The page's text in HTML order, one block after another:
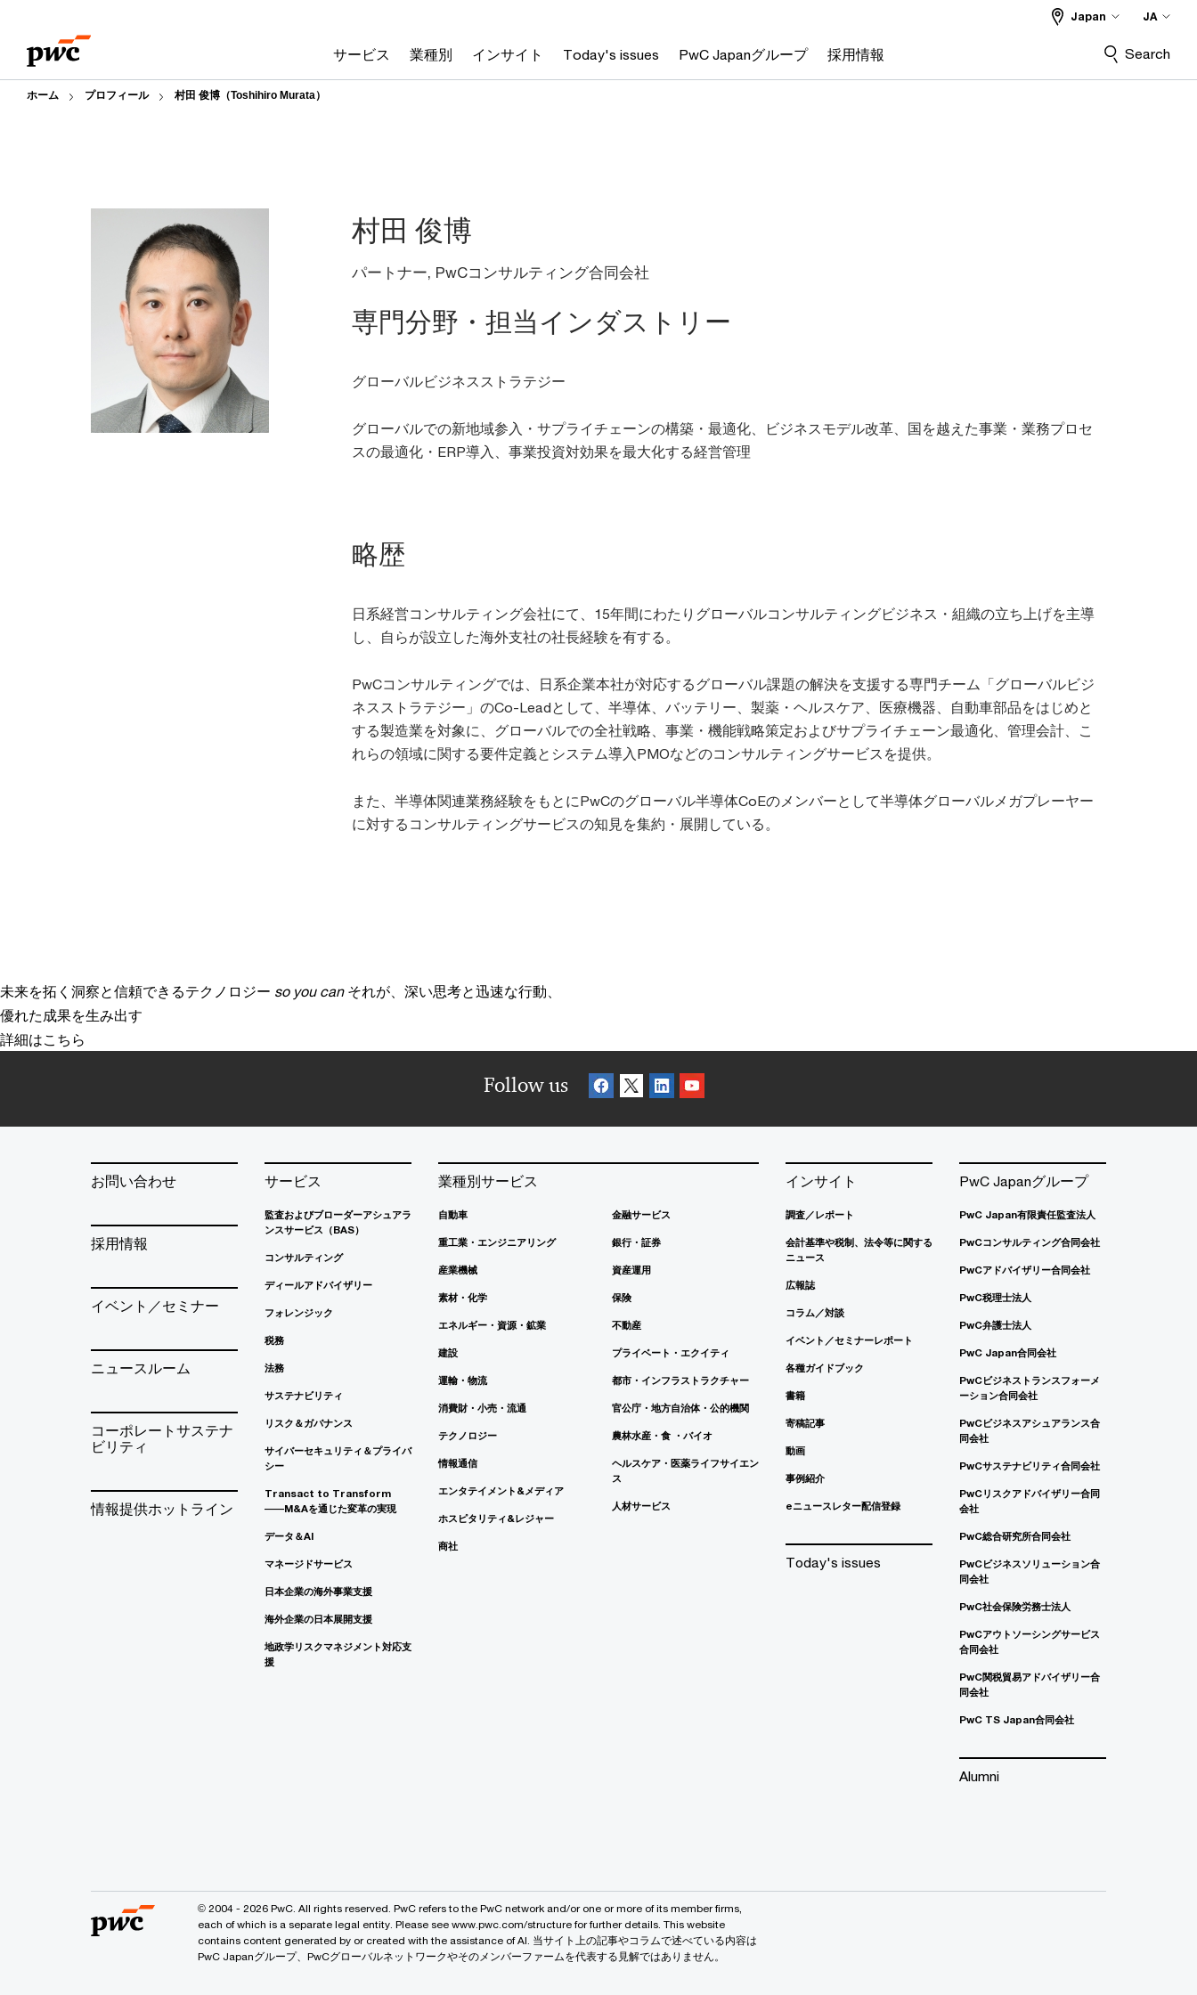
content
footer
サービス 業種別 インサイト Today's issues PwC Japanグループ 採用情報
Japan JA
Search
ホーム プロフィール 村田 俊博（Toshihiro Murata）
村田 俊博
パートナー, PwCコンサルティング合同会社
専門分野・担当インダストリー
グローバルビジネスストラテジー
グローバルでの新地域参入・サプライチェーンの構築・最適化、ビジネスモデル改革、国を越えた事業・業務プロセ
スの最適化・ERP導入、事業投資対効果を最大化する経営管理
略歴
日系経営コンサルティング会社にて、15年間にわたりグローバルコンサルティングビジネス・組織の立ち上げを主導
し、自らが設立した海外支社の社長経験を有する。
PwCコンサルティングでは、日系企業本社が対応するグローバル課題の解決を支援する専門チーム「グローバルビジ
ネスストラテジー」のCo-Leadとして、半導体、バッテリー、製薬・ヘルスケア、医療機器、自動車部品をはじめと
する製造業を対象に、グローバルでの全社戦略、事業・機能戦略策定およびサプライチェーン最適化、管理会計、こ
れらの領域に関する要件定義とシステム導入PMOなどのコンサルティングサービスを提供。
また、半導体関連業務経験をもとにPwCのグローバル半導体CoEのメンバーとして半導体グローバルメガプレーヤー
に対するコンサルティングサービスの知見を集約・展開している。
未来を拓く洞察と信頼できるテクノロジー so you can それが、深い思考と迅速な行動、
優れた成果を生み出す
詳細はこちら
Follow us
お問い合わせ
採用情報
イベント／セミナー
ニュースルーム
コーポレートサステナ
ビリティ
情報提供ホットライン
サービス
監査およびブローダーアシュアラ
ンスサービス（BAS）
コンサルティング
ディールアドバイザリー
フォレンジック
税務
法務
サステナビリティ
リスク＆ガバナンス
サイバーセキュリティ＆プライバ
シー
Transact to Transform
――M&Aを通じた変革の実現
データ＆AI
マネージドサービス
日本企業の海外事業支援
海外企業の日本展開支援
地政学リスクマネジメント対応支
援
業種別サービス
自動車
重工業・エンジニアリング
産業機械
素材・化学
エネルギー・資源・鉱業
建設
運輸・物流
消費財・小売・流通
テクノロジー
情報通信
エンタテイメント&メディア
ホスピタリティ&レジャー
商社
金融サービス
銀行・証券
資産運用
保険
不動産
プライベート・エクイティ
都市・インフラストラクチャー
官公庁・地方自治体・公的機関
農林水産・食 ・バイオ
ヘルスケア・医薬ライフサイエン
ス
人材サービス
インサイト
調査／レポート
会計基準や税制、法令等に関する
ニュース
広報誌
コラム／対談
イベント／セミナーレポート
各種ガイドブック
書籍
寄稿記事
動画
事例紹介
eニュースレター配信登録
Today's issues
PwC Japanグループ
PwC Japan有限責任監査法人
PwCコンサルティング合同会社
PwCアドバイザリー合同会社
PwC税理士法人
PwC弁護士法人
PwC Japan合同会社
PwCビジネストランスフォーメ
ーション合同会社
PwCビジネスアシュアランス合
同会社
PwCサステナビリティ合同会社
PwCリスクアドバイザリー合同
会社
PwC総合研究所合同会社
PwCビジネスソリューション合
同会社
PwC社会保険労務士法人
PwCアウトソーシングサービス
合同会社
PwC関税貿易アドバイザリー合
同会社
PwC TS Japan合同会社
Alumni
© 2004 - 2026 PwC. All rights reserved. PwC refers to the PwC network and/or one or more of its member firms,
each of which is a separate legal entity. Please see www.pwc.com/structure for further details. This website
contains content generated by or created with the assistance of AI. 当サイト上の記事やコラムで述べている内容は
PwC Japanグループ、PwCグローバルネットワークやそのメンバーファームを代表する見解ではありません。